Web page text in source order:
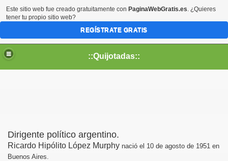
::Quijotadas::
Dirigente político argentino.
Ricardo Hipólito López Murphy nació el 10 de agosto de 1951 en
Buenos Aires.
Este sitio web fue creado gratuitamente con PaginaWebGratis.es. ¿Quieres
tener tu propio sitio web?
REGÍSTRATE GRATIS